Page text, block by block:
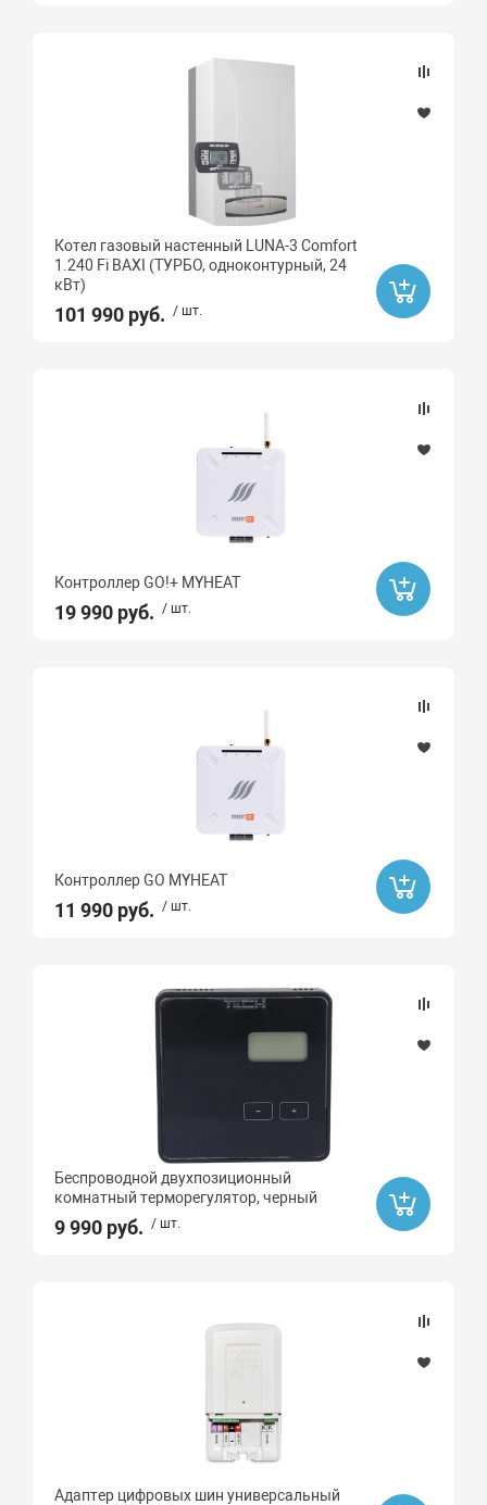
Котел газовый настенный LUNA-3 Comfort
1.240 Fi BAXI (ТУРБО, одноконтурный, 24
кВт)
101 990 руб. / шт.
Контроллер GO!+ MYHEAT
19 990 руб. / шт.
Контроллер GO MYHEAT
11 990 руб. / шт.
Беспроводной двухпозиционный
комнатный терморегулятор, черный
9 990 руб. / шт.
Адаптер цифровых шин универсальный